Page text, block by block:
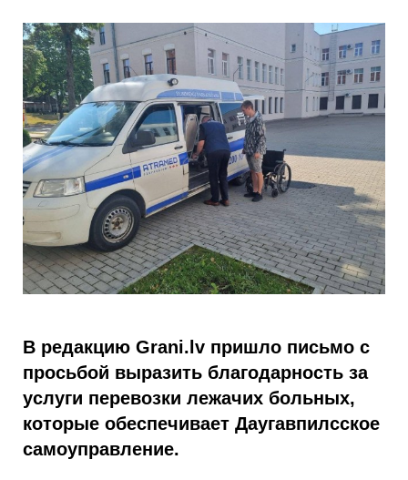
В редакцию Grani.lv пришло письмо с
просьбой выразить благодарность за
услуги перевозки лежачих больных,
которые обеспечивает Даугавпилсское
самоуправление.